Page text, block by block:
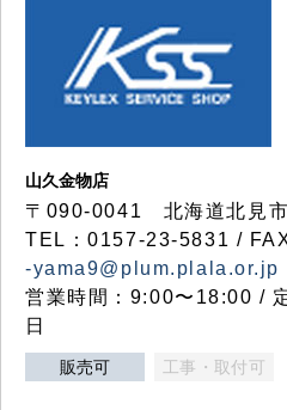
山久金物店
〒090-0041 北海道北見
TEL：0157-23-5831 /
-yama9@plum.plala.or.jp
営業時間：9:00〜18:00 /
日
販売可 工事・取付可